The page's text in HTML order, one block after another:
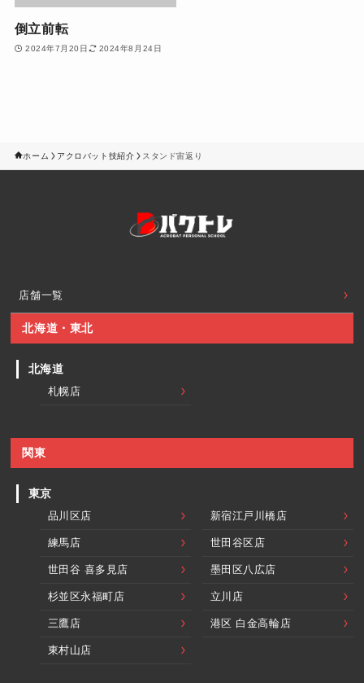
倒立前転
2024年7月20日 2024年8月24日
ホーム アクロバット技紹介 スタンド宙返り
店舗一覧
北海道・東北
北海道
札幌店
関東
東京
品川区店 新宿江戸川橋店
練馬店 世田谷区店
世田谷 喜多見店 墨田区八広店
杉並区永福町店 立川店
三鷹店 港区 白金高輪店
東村山店